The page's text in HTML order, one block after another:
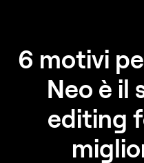
6 motivi
Neo è il
editing